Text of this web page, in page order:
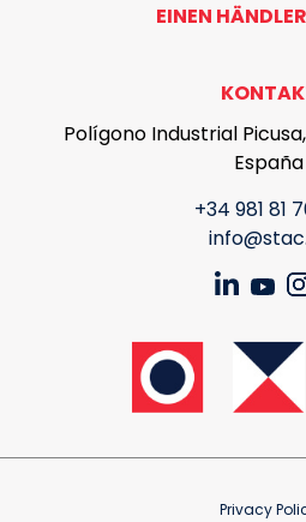
EINEN
Polígono Industrial
España
+34 981 81
Privacy